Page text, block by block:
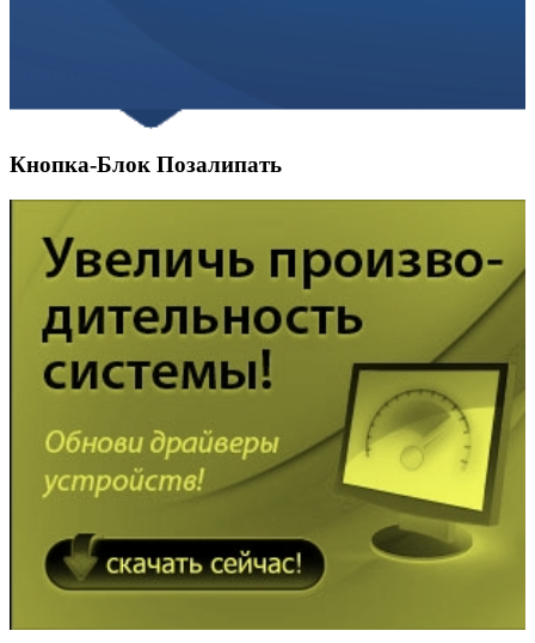
Кнопка-Блок Позалипать